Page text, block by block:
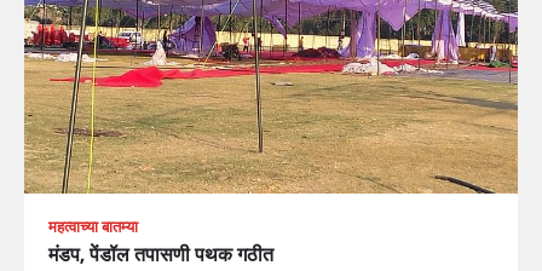
महत्वाच्या बातम्या
मंडप, पेंडॉल तपासणी पथक गठीत